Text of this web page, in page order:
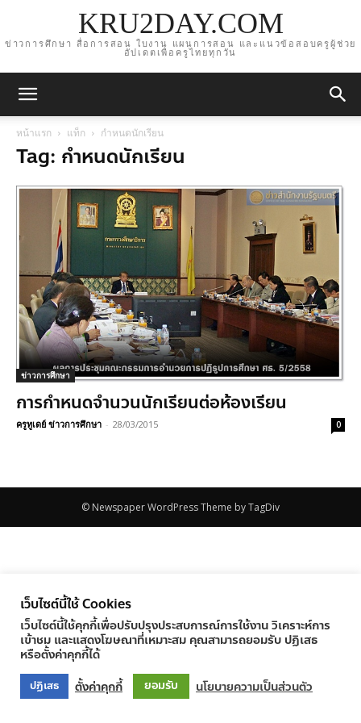
KRU2DAY.COM
ข่าวการศึกษา สื่อการสอน ใบงาน แผนการสอน และแนวข้อสอบครูผู้ช่วย
อัปเดตเพื่อครูไทยทุกวัน
หน้าแรก แท็ก กำหนดนักเรียน
Tag: กำหนดนักเรียน
ข่าวการศึกษา
การกำหนดจำนวนนักเรียนต่อห้องเรียน
ครูทูเดย์ ข่าวการศึกษา - 28/03/2015 0
© Newspaper WordPress Theme by TagDiv
เว็บไซต์นี้ใช้ Cookies
เว็บไซต์นี้ใช้คุกกี้เพื่อปรับปรุงประสบการณ์การใช้งาน วิเคราะห์การ
เข้าชม และแสดงโฆษณาที่เหมาะสม คุณสามารถยอมรับ ปฏิเสธ
หรือตั้งค่าคุกกี้ได้
ปฏิเสธ ตั้งค่าคุกกี้ ยอมรับ นโยบายความเป็นส่วนตัว